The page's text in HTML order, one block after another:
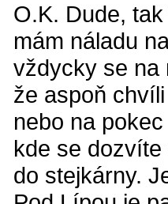
O.K. Dude,
mám náladu
vždycky se na
že aspoň
nebo na
kde se
do stejkárny.